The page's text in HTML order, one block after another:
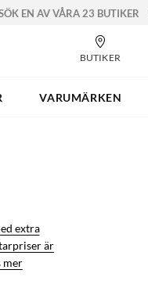
EN AV VÅRA 23 BUTIKER
BUTIKER
VARUMÄRKEN
extra
är
mer